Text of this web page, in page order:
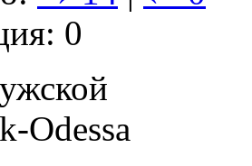
0
Odessa